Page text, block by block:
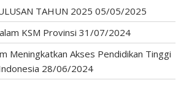
TAHUN 2025 05/05/2025
KSM Provinsi 31/07/2024
Meningkatkan Akses Pendidikan Tinggi
28/06/2024